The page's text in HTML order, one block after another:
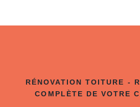
RÉNOVATION TOITURE -
COMPLÈTE DE VOTRE